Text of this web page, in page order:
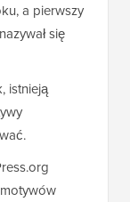
a pierwszy
się
istnieją